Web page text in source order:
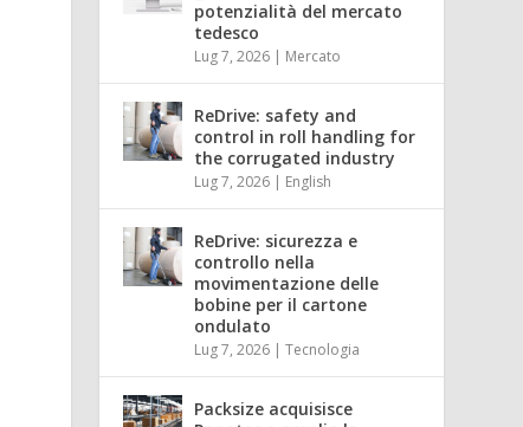
potenzialità del mercato
tedesco
Lug 7, 2026 | Mercato
ReDrive: safety and
control in roll handling for
the corrugated industry
Lug 7, 2026 | English
ReDrive: sicurezza e
controllo nella
movimentazione delle
bobine per il cartone
ondulato
Lug 7, 2026 |Tecnologia
Packsize acquisisce